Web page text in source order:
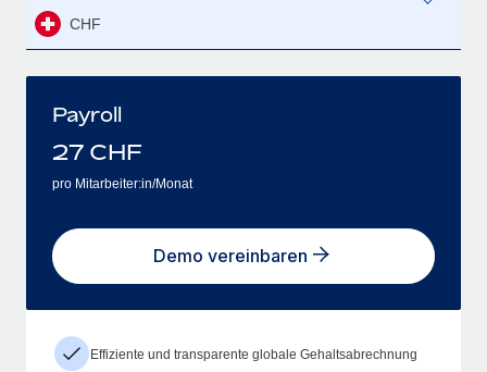
CHF
Payroll
27 CHF
pro Mitarbeiter:in/Monat
Demo vereinbaren
Effiziente und transparente globale Gehaltsabrechnung